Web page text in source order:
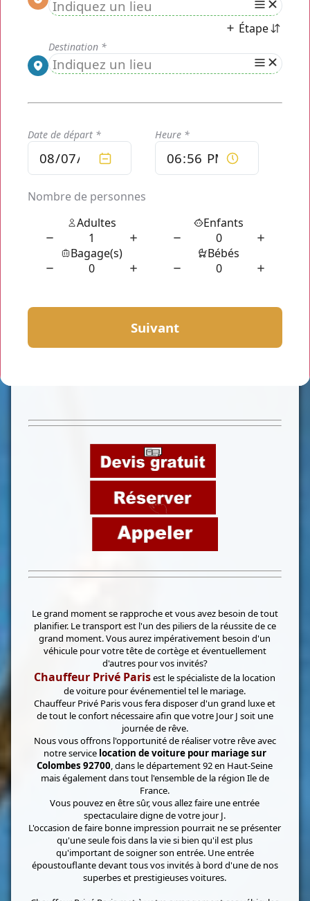
Le grand moment se rapproche et vous avez besoin de tout
planifier. Le transport est l'un des piliers de la réussite de ce
grand moment. Vous aurez impérativement besoin d'un
véhicule pour votre tête de cortège et éventuellement
d'autres pour vos invités?
Chauffeur Privé Parisest le spécialiste de la location
de voiture pour événementiel tel le mariage.
Chauffeur Privé Paris vous fera disposer d'un grand luxe et
de tout le confort nécessaire afin que votre Jour J soit une
journée de rêve.
Nous vous offrons l'opportunité de réaliser votre rêve avec
notre service location de voiture pour mariage sur
Colombes 92700, dans le département 92 en Haut-Seine
mais également dans tout l'ensemble de la région Ile de
France.
Vous pouvez en être sûr, vous allez faire une entrée
spectaculaire digne de votre jour J.
L'occasion de faire bonne impression pourrait ne se présenter
qu'une seule fois dans la vie si bien qu'il est plus
qu'important de soigner son entrée. Une entrée
époustouflante devant tous vos invités à bord d'une de nos
superbes et prestigieuses voitures.